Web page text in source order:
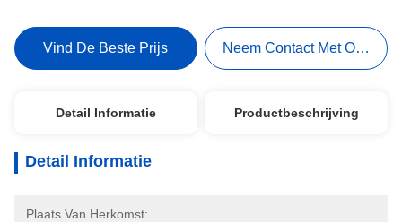
Vind De Beste Prijs Neem Contact Met Ons Op
Detail Informatie Productbeschrijving
Detail Informatie
Plaats Van Herkomst: